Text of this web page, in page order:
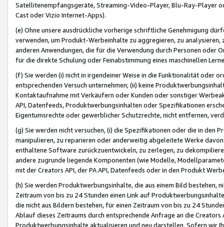
Satellitenempfangsgeräte, Streaming-Video-Player, Blu-Ray-Player
Cast oder Vizio Internet-Apps).
(e) Ohne unsere ausdrückliche vorherige schriftliche Genehmigung
verwenden, um Produkt-Werbeinhalte zu aggregieren, zu
anderen Anwendungen, die für die Verwendung durch Personen
für die direkte Schulung oder Feinabstimmung eines maschinellen
(f) Sie werden (i) nicht in irgendeiner Weise in die Funktionalität oder
entsprechenden Versuch unternehmen; (ii) keine
Kontaktaufnahme mit Verkäufern oder Kunden oder sonstiger
API, Datenfeeds, Produktwerbungsinhalten oder Spezifikationen
Eigentumsrechte oder gewerblicher Schutzrechte, nicht entfernen,
(g) Sie werden nicht versuchen, (i) die Spezifikationen oder die in
manipulieren, zu reparieren oder anderweitig abgeleitete Werke
enthaltene Software zurückzuentwickeln, zu zerlegen, zu
andere zugrunde liegende Komponenten (wie Modelle,
mit der Creators API, der PA API, Datenfeeds oder in den Produkt
(h) Sie werden Produktwerbungsinhalte, die aus einem Bild bestehen,
Zeitraum von bis zu 24 Stunden einen Link auf
die nicht aus Bildern bestehen, für einen Zeitraum von bis zu 24
Ablauf dieses Zeitraums durch entsprechende Anfrage an die
Produktwerbungsinhalte aktualisieren und neu darstellen. Sofern wir